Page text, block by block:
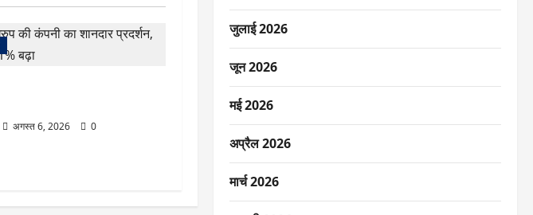
अगस्त 6, 2026 0
जुलाई 2026
जून 2026
मई 2026
अप्रैल 2026
मार्च 2026